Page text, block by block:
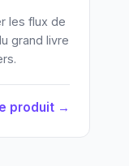
les flux de
grand livre
produit →